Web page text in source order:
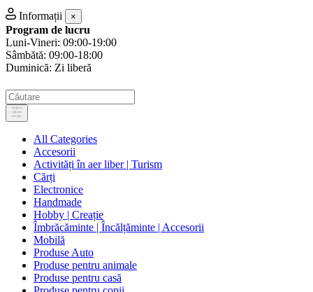
Informații ×
Program de lucru
Luni-Vineri: 09:00-19:00
Sâmbătă: 09:00-18:00
Duminică: Zi liberă
All Categories
Accesorii
Activități în aer liber | Turism
Cărți
Electronice
Handmade
Hobby | Creație
Îmbrăcăminte | Încălțăminte | Accesorii
Mobilă
Produse Auto
Produse pentru animale
Produse pentru casă